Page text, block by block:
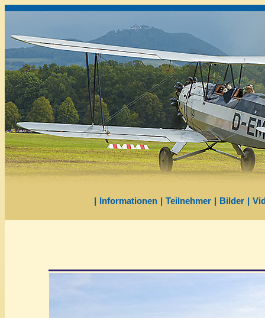
| Informationen | Teilnehmer | Bilder |